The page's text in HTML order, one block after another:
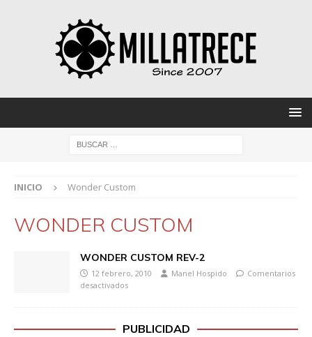
INICIO Wonder Custom
WONDER CUSTOM
WONDER CUSTOM REV-2
12 febrero, 2010 Manel Hospido
Comentarios
desactivados
PUBLICIDAD